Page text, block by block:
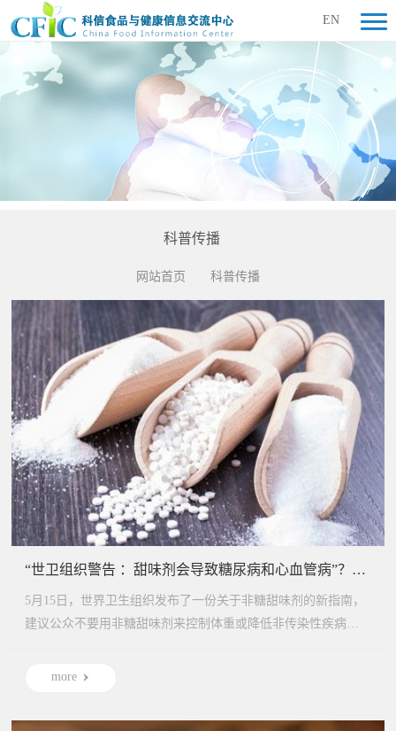
EN
科普传播
网站首页 科普传播
“世卫组织警告 ：甜味剂会导致糖尿病和心血管病”？无糖饮料不能喝了？
5月15日，世界卫生组织发布了一份关于非糖甜味剂的新指南，
建议公众不要用非糖甜味剂来控制体重或降低非传染性疾病风
more